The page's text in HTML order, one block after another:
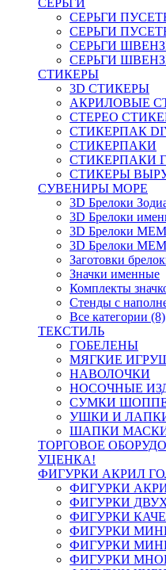
СЕРЬГИ
СЕРЬГИ
СЕРЬГИ
СЕРЬГИ
СЕРЬГИ
СТИКЕРЫ
3D СТИКЕРЫ
АКРИЛОВЫЕ
СТЕРЕО
СТИКЕРПАК
СТИКЕРПАКИ
СТИКЕРПАКИ
СТИКЕРЫ
СУВЕНИРЫ МОРЕ
3D Брелоки
3D Брелоки
3D Брелоки
3D Брелоки
Заготовки
Значки именные
Комплекты
Стенды с
Все категории (8)
ТЕКСТИЛЬ
ГОБЕЛЕНЫ
МЯГКИЕ
НАВОЛОЧКИ
НОСОЧНЫЕ
СУМКИ
УШКИ И
ШАПКИ
ТОРГОВОЕ
УЦЕНКА!
ФИГУРКИ АКРИЛ
ФИГУРКИ
ФИГУРКИ
ФИГУРКИ
ФИГУРКИ
ФИГУРКИ
ФИГУРКИ